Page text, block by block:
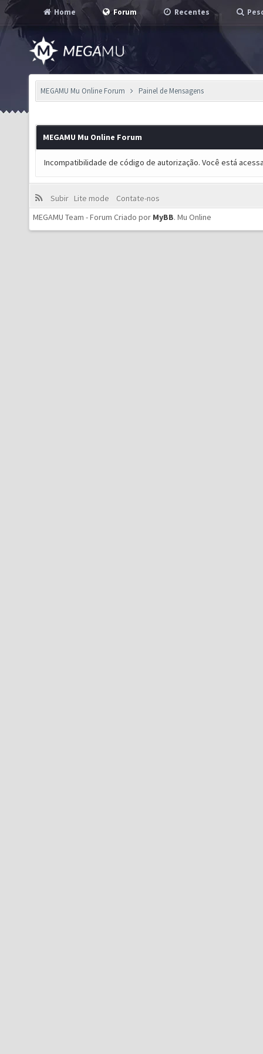
Home Forum Recentes
MEGAMU Mu Online Forum Painel de Mensagens
MEGAMU Mu Online Forum
Incompatibilidade de código de autorização. Você está
Subir Lite mode
Contate-nos
MEGAMU Team - Forum Criado por MyBB. Mu Online